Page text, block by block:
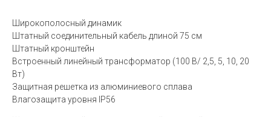
Широкополосный динамик
Штатный соединительный кабель длиной 75 см
Штатный кронштейн
Встроенный линейный трансформатор (100 В/ 2,5, 5, 10, 20
Вт)
Защитная решетка из алюминиевого сплава
Влагозащита уровня IP56